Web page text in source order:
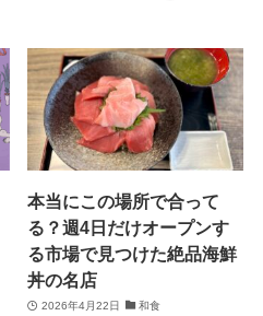
本当にこの場所で合って
る？週4日だけオープンす
る市場で見つけた絶品海鮮
丼の名店
2026年4月22日 和食